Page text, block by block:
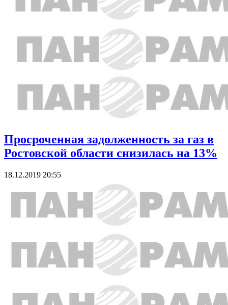
Просроченная задолженность за газ в
Ростовской области снизилась на 13%
18.12.2019 20:55